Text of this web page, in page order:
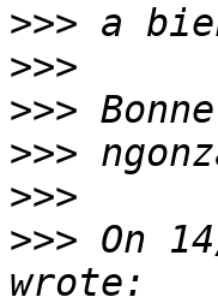
>>>
>>>
>>>
>>>
>>>
>>> On